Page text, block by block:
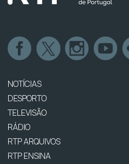
NOTÍCIAS
DESPORTO
TELEVISÃO
RÁDIO
RTP ARQUIVOS
RTP ENSINA